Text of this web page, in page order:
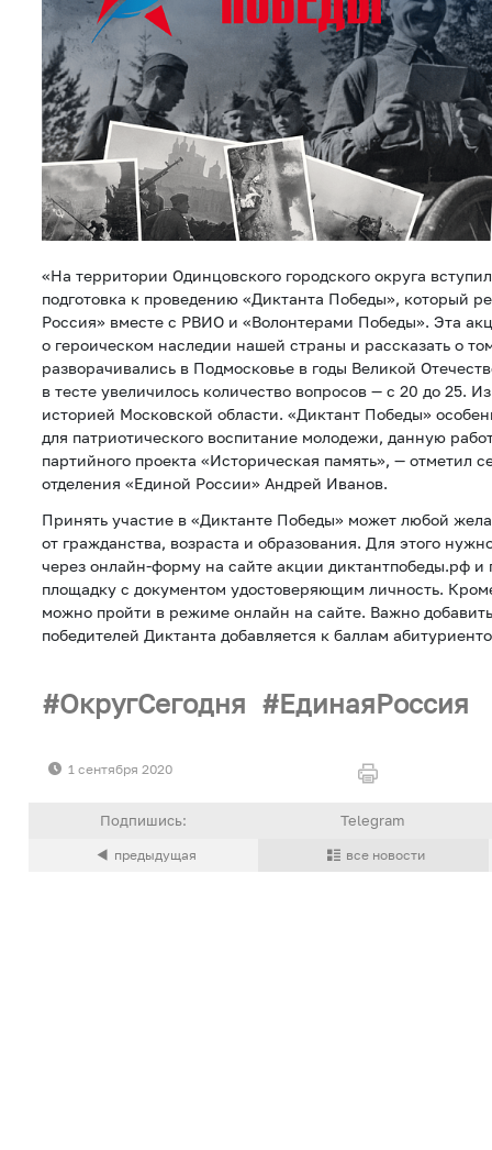
«На территории Одинцовского городского округа
подготовка к проведению «Диктанта Победы», который
Россия» вместе с РВИО и «Волонтерами Победы». Эта
о героическом наследии нашей страны и рассказать о
разворачивались в Подмосковье в годы Великой
в тесте увеличилось количество вопросов — с 20 до 25.
историей Московской области. «Диктант Победы»
для патриотического воспитание молодежи, данную
партийного проекта «Историческая память», — отметил
отделения «Единой России» Андрей Иванов.
Принять участие в «Диктанте Победы» может любой
от гражданства, возраста и образования. Для этого
через онлайн-форму на сайте акции диктантпобеды.рф
площадку с документом удостоверяющим личность.
можно пройти в режиме онлайн на сайте. Важно
победителей Диктанта добавляется к баллам
ОкругСегодня ЕдинаяРоссия
1 сентября 2020